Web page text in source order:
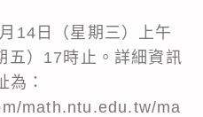
14日（星期三）上午
五）17時止。詳細資訊
為：
math.ntu.edu.tw/ma